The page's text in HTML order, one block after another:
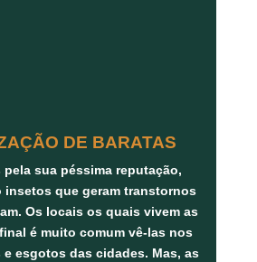
DE BARATAS
sua péssima reputação,
insetos que geram transtornos
Os locais os quais vivem as
é muito comum vê-las nos
esgotos das cidades. Mas, as